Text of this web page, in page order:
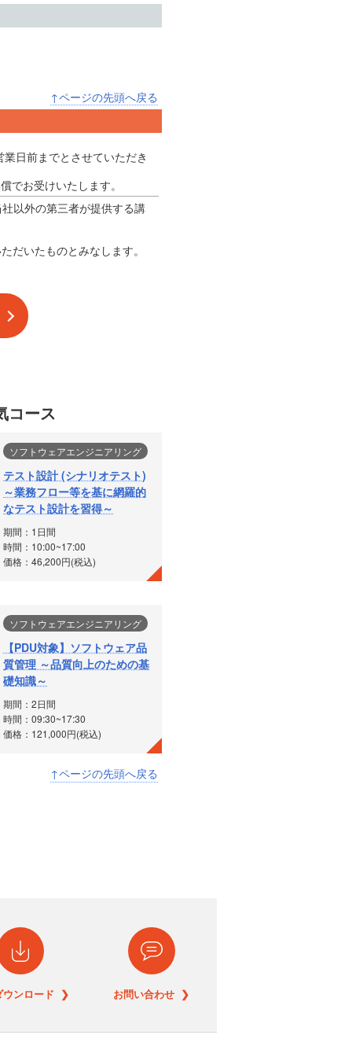
↑ページの先頭へ戻る
日前までとさせていただき
でお受けいたします。
以外の第三者が提供する講
だいたものとみなします。
コース
ソフトウェアエンジニアリング
テスト設計 (シナリオテスト)
～業務フロー等を基に網羅的
なテスト設計を習得～
期間：1日間
時間：10:00~17:00
価格：46,200円(税込)
ソフトウェアエンジニアリング
【PDU対象】ソフトウェア品
質管理 ～品質向上のための基
礎知識～
期間：2日間
時間：09:30~17:30
価格：121,000円(税込)
↑ページの先頭へ戻る
ウンロード ❯ お問い合わせ ❯